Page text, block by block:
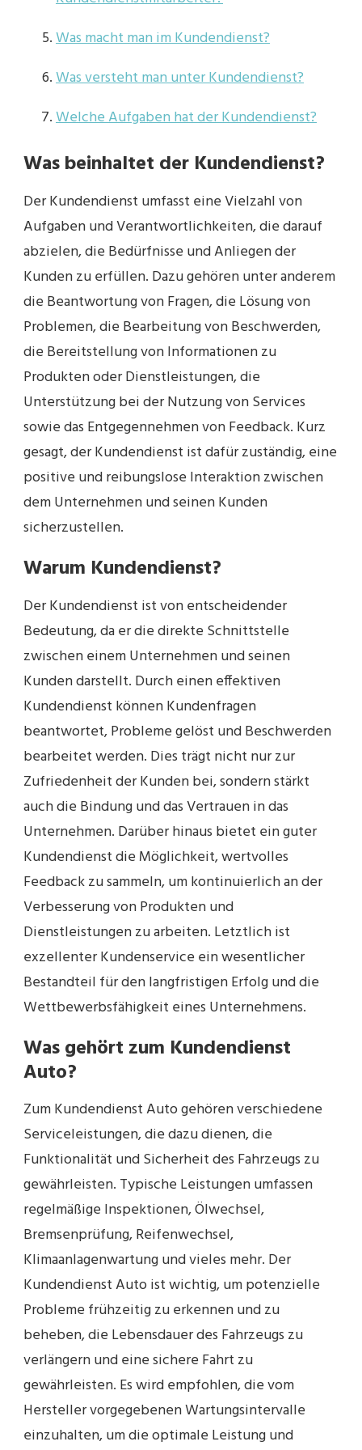
Was macht man im Kundendienst?
Was versteht man unter Kundendienst?
Welche Aufgaben hat der Kundendienst?
Was beinhaltet der Kundendienst?
Der Kundendienst umfasst eine Vielzahl von
Aufgaben und Verantwortlichkeiten, die darauf
abzielen, die Bedürfnisse und Anliegen der
Kunden zu erfüllen. Dazu gehören unter anderem
die Beantwortung von Fragen, die Lösung von
Problemen, die Bearbeitung von Beschwerden,
die Bereitstellung von Informationen zu
Produkten oder Dienstleistungen, die
Unterstützung bei der Nutzung von Services
sowie das Entgegennehmen von Feedback. Kurz
gesagt, der Kundendienst ist dafür zuständig, eine
positive und reibungslose Interaktion zwischen
dem Unternehmen und seinen Kunden
sicherzustellen.
Warum Kundendienst?
Der Kundendienst ist von entscheidender
Bedeutung, da er die direkte Schnittstelle
zwischen einem Unternehmen und seinen
Kunden darstellt. Durch einen effektiven
Kundendienst können Kundenfragen
beantwortet, Probleme gelöst und Beschwerden
bearbeitet werden. Dies trägt nicht nur zur
Zufriedenheit der Kunden bei, sondern stärkt
auch die Bindung und das Vertrauen in das
Unternehmen. Darüber hinaus bietet ein guter
Kundendienst die Möglichkeit, wertvolles
Feedback zu sammeln, um kontinuierlich an der
Verbesserung von Produkten und
Dienstleistungen zu arbeiten. Letztlich ist
exzellenter Kundenservice ein wesentlicher
Bestandteil für den langfristigen Erfolg und die
Wettbewerbsfähigkeit eines Unternehmens.
Was gehört zum Kundendienst
Auto?
Zum Kundendienst Auto gehören verschiedene
Serviceleistungen, die dazu dienen, die
Funktionalität und Sicherheit des Fahrzeugs zu
gewährleisten. Typische Leistungen umfassen
regelmäßige Inspektionen, Ölwechsel,
Bremsenprüfung, Reifenwechsel,
Klimaanlagenwartung und vieles mehr. Der
Kundendienst Auto ist wichtig, um potenzielle
Probleme frühzeitig zu erkennen und zu
beheben, die Lebensdauer des Fahrzeugs zu
verlängern und eine sichere Fahrt zu
gewährleisten. Es wird empfohlen, die vom
Hersteller vorgegebenen Wartungsintervalle
einzuhalten, um die optimale Leistung und